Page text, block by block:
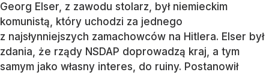
Georg Elser, z zawodu stolarz, był niemieckim
komunistą, który uchodzi za jednego
z najsłynniejszych zamachowców na Hitlera. Elser był
zdania, że rządy NSDAP doprowadzą kraj, a tym
samym jako własny interes, do ruiny. Postanowił